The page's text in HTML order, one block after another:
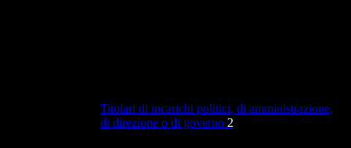
Titolari di incarichi politici, di amministrazione,
di direzione o di governo 2